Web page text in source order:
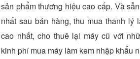
sản phẩm thương hiệu cao cấp. Và
nhất sau bán hàng, thu mua thanh lý
cao nhất, cho thuê lại máy cũ với
kinh phí mua máy làm kem nhập khẩu